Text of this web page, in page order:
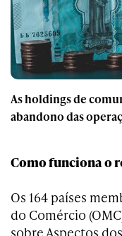
As holdings de
abandono das
Como funciona o
Os 164 países
do Comércio
sobre Aspectos